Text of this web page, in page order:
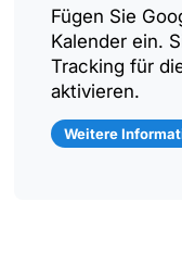
Fügen Sie
Kalender ein.
Tracking für
aktivieren.
Weitere